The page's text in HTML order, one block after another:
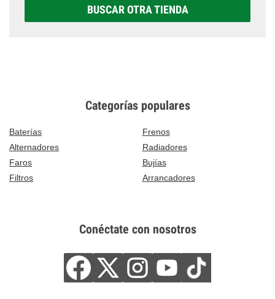
BUSCAR OTRA TIENDA
Categorías populares
Baterías
Frenos
Alternadores
Radiadores
Faros
Bujías
Filtros
Arrancadores
Conéctate con nosotros